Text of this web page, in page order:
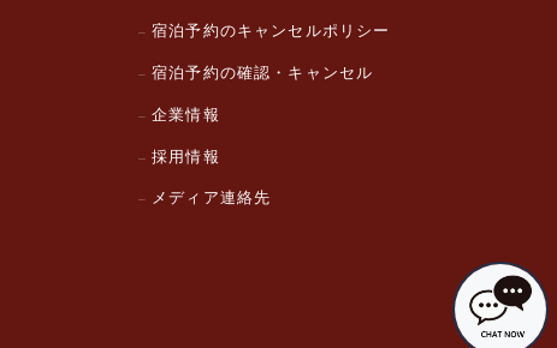
宿泊予約のキャンセルポリシー
宿泊予約の確認・キャンセル
企業情報
採用情報
メディア連絡先